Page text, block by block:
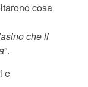
cosa
che li
”.
e